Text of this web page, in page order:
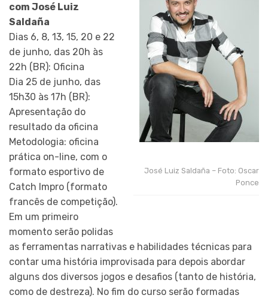
José Luiz Saldaña – Foto: Oscar
Ponce
com José Luiz
Saldaña
Dias 6, 8, 13, 15, 20 e 22
de junho, das 20h às
22h (BR): Oficina
Dia 25 de junho, das
15h30 às 17h (BR):
Apresentação do
resultado da oficina
Metodologia: oficina
prática on-line, com o
formato esportivo de
Catch Impro (formato
francês de competição).
Em um primeiro
momento serão polidas
as ferramentas narrativas e habilidades técnicas para
contar uma história improvisada para depois abordar
alguns dos diversos jogos e desafios (tanto de história,
como de destreza). No fim do curso serão formadas